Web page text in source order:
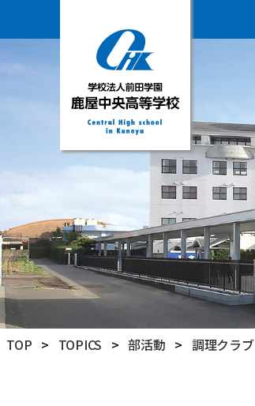
学
校
田
学
園
鹿
屋
中
高
等
TOP > TOPICS > 部活動 > 調理クラブ